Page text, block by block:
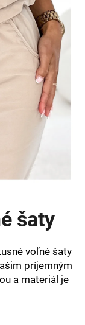
šaty
voľné šaty
príjemným
a materiál je